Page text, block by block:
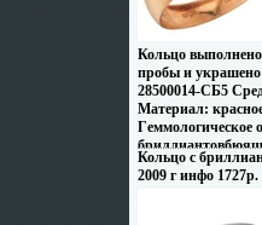
Кольцо выполнено
пробы и
28500014-СБ5
Материал:
Гeммологическое
вес 0,041 карат,
в наличии В
Кольцо с
2009 г инфо 1727p.